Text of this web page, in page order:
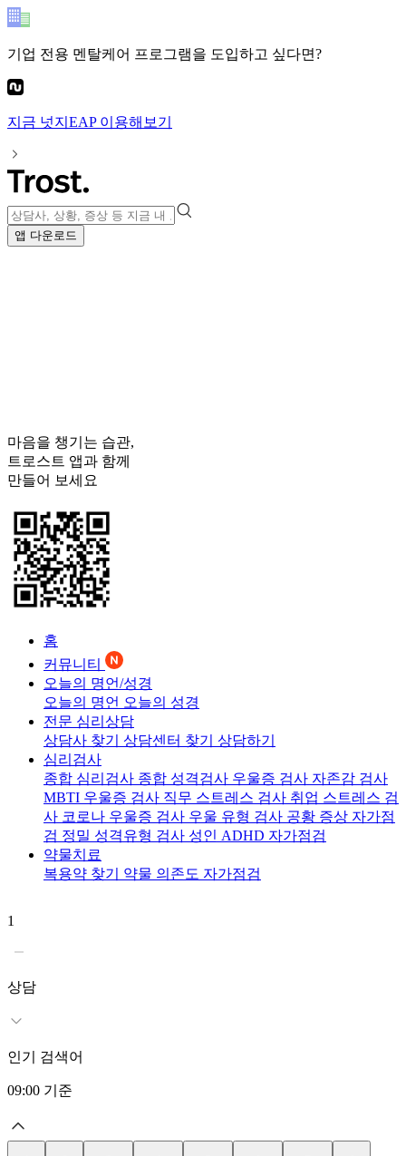
기업 전용 멘탈케어 프로그램을 도입하고 싶다면?
지금 넛지EAP이용해보기
앱 다운로드
마음을 챙기는 습관,
트로스트 앱과 함께
만들어 보세요
홈
커뮤니티
오늘의 명언/성경
오늘의 명언 오늘의 성경
전문 심리상담
상담사 찾기 상담센터 찾기 상담하기
심리검사
종합 심리검사 종합 성격검사 우울증 검사 자존감 검사
MBTI 우울증 검사 직무 스트레스 검사 취업 스트레스 검
사 코로나 우울증 검사 우울 유형 검사 공황 증상 자가점
검 정밀 성격유형 검사 성인 ADHD 자가점검
약물치료
복용약 찾기 약물 의존도 자가점검
1
상담
인기 검색어
09:00 기준